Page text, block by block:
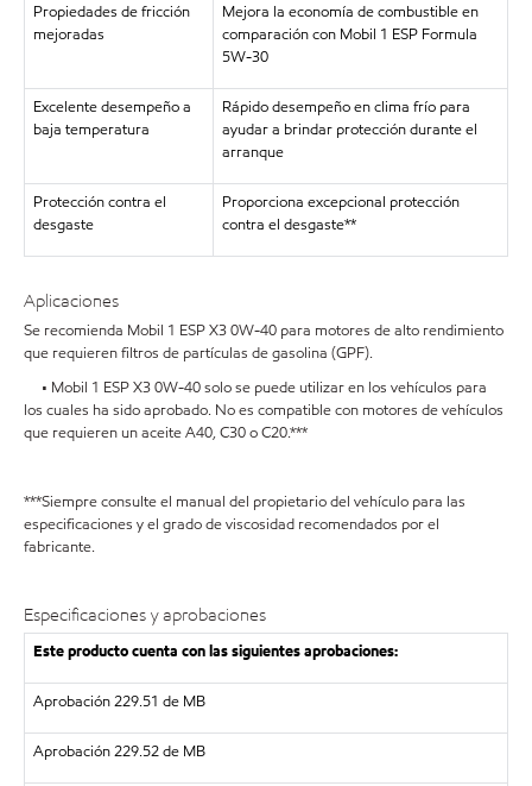
Propiedades de fricción
mejoradas
Mejora la economía de combustible en
comparación con Mobil 1 ESP Formula
5W-30
Excelente desempeño a
baja temperatura
Rápido desempeño en clima frío para
ayudar a brindar protección durante el
arranque
Protección contra el
desgaste
Proporciona excepcional protección
contra el desgaste**
Aplicaciones
Se recomienda Mobil 1 ESP X3 0W-40 para motores de alto rendimiento
que requieren filtros de partículas de gasolina (GPF).
• Mobil 1 ESP X3 0W-40 solo se puede utilizar en los vehículos para
los cuales ha sido aprobado. No es compatible con motores de vehículos
que requieren un aceite A40, C30 o C20.***
***Siempre consulte el manual del propietario del vehículo para las
especificaciones y el grado de viscosidad recomendados por el
fabricante.
Especificaciones y aprobaciones
Este producto cuenta con las siguientes aprobaciones:
Aprobación 229.51 de MB
Aprobación 229.52 de MB